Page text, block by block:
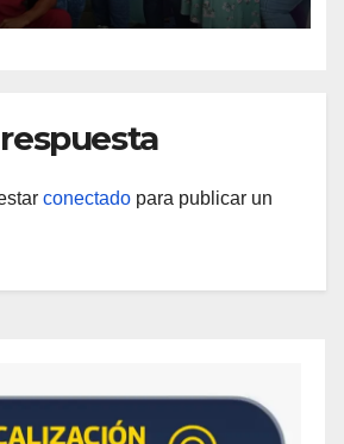
conectado para publicar un